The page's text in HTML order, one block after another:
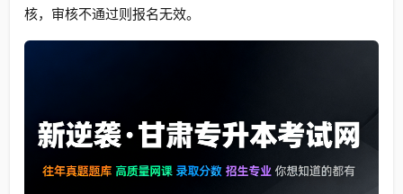
核，审核不通过则报名无效。